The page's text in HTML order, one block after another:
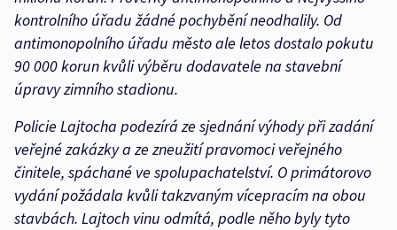
kontrolního úřadu žádné pochybění neodhalily. Od
antimonopolního úřadu město ale letos dostalo pokutu
90 000 korun kvůli výběru dodavatele na stavební
úpravy zimního stadionu.
Policie Lajtocha podezírá ze sjednání výhody při zadání
veřejné zakázky a ze zneužití pravomoci veřejného
činitele, spáchané ve spolupachatelství. O primátorovo
vydání požádala kvůli takzvaným vícepracím na obou
stavbách. Lajtoch vinu odmítá, podle něho byly tyto